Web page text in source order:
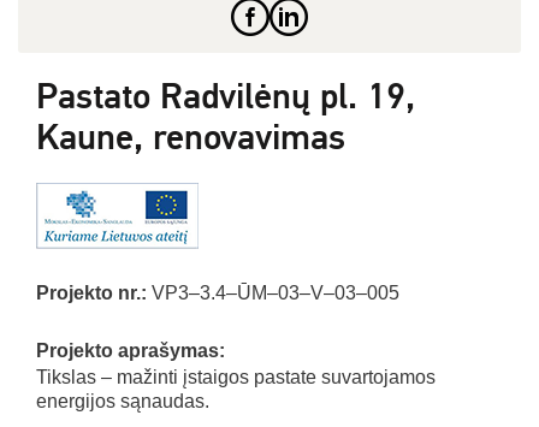
Pastato Radvilėnų pl. 19,
Kaune, renovavimas
Projekto nr.: VP3–3.4–ŪM–03–V–03–005
Projekto aprašymas:
Tikslas – mažinti įstaigos pastate suvartojamos
energijos sąnaudas.